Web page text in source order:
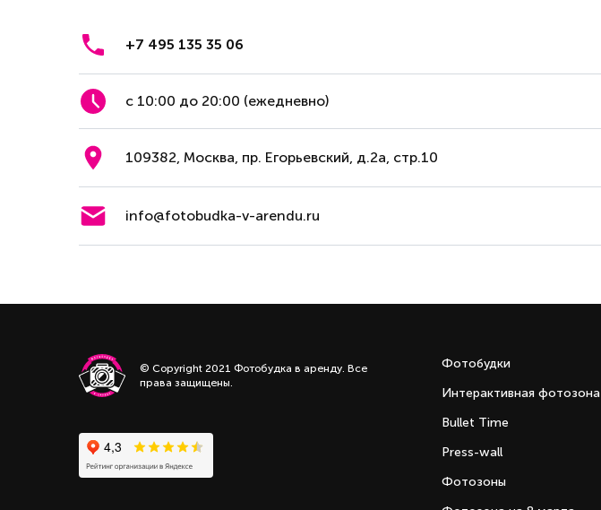
+7 495 135 35 06
с 10:00 до 20:00 (ежедневно)
109382, Москва, пр. Егорьевский, д.2а, стр.10
info@fotobudka-v-arendu.ru
© Copyright 2021 Фотобудка в аренду. Все
права защищены.
Фотобудки
Интерактивная фотозона
Bullet Time
Press-wall
Фотозоны